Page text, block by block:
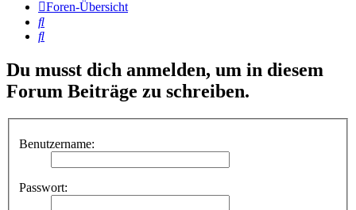
Foren-Übersicht
Suche
Suche
Du musst dich anmelden, um in diesem
Forum Beiträge zu schreiben.
Benutzername:
Passwort: